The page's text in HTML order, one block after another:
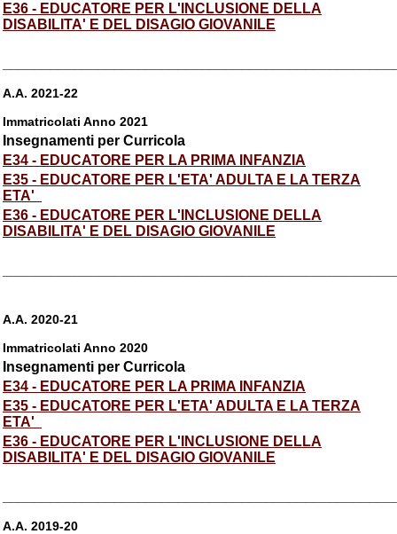
E36 - EDUCATORE PER L'INCLUSIONE DELLA
DISABILITA' E DEL DISAGIO GIOVANILE
A.A. 2021-22
Immatricolati Anno 2021
Insegnamenti per Curricola
E34 - EDUCATORE PER LA PRIMA INFANZIA
E35 - EDUCATORE PER L'ETA' ADULTA E LA TERZA
ETA'
E36 - EDUCATORE PER L'INCLUSIONE DELLA
DISABILITA' E DEL DISAGIO GIOVANILE
A.A. 2020-21
Immatricolati Anno 2020
Insegnamenti per Curricola
E34 - EDUCATORE PER LA PRIMA INFANZIA
E35 - EDUCATORE PER L'ETA' ADULTA E LA TERZA
ETA'
E36 - EDUCATORE PER L'INCLUSIONE DELLA
DISABILITA' E DEL DISAGIO GIOVANILE
A.A. 2019-20